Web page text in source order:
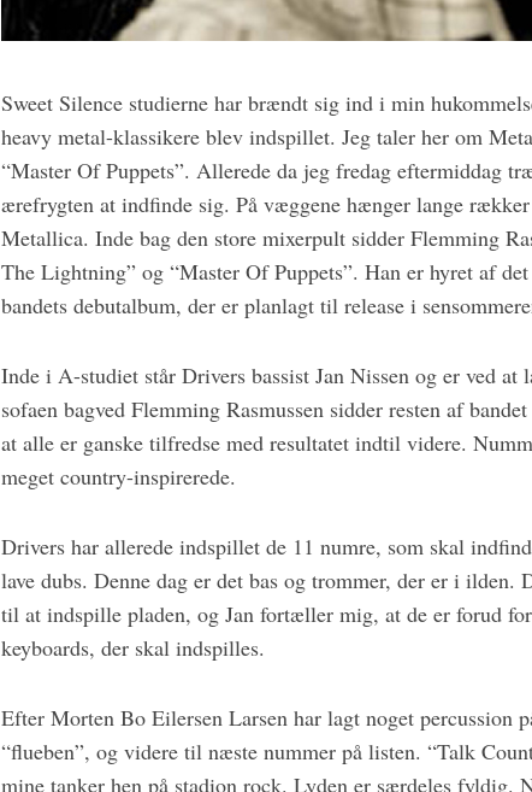
Sweet Silence studierne har brændt sig ind i min
heavy metal-klassikere blev indspillet. Jeg taler her om
“Master Of Puppets”. Allerede da jeg fredag eftermiddag
ærefrygten at indfinde sig. På væggene hænger lange
Metallica. Inde bag den store mixerpult sidder Flemming
The Lightning” og “Master Of Puppets”. Han er hyret af
bandets debutalbum, der er planlagt til release i
Inde i A-studiet står Drivers bassist Jan Nissen og er ved at
sofaen bagved Flemming Rasmussen sidder resten af
at alle er ganske tilfredse med resultatet indtil videre.
meget country-inspirerede.
Drivers har allerede indspillet de 11 numre, som skal
lave dubs. Denne dag er det bas og trommer, der er i ilden.
til at indspille pladen, og Jan fortæller mig, at de er forud
keyboards, der skal indspilles.
Efter Morten Bo Eilersen Larsen har lagt noget percussion
“flueben”, og videre til næste nummer på listen. “Talk
mine tanker hen på stadion rock. Lyden er særdeles fyldig.